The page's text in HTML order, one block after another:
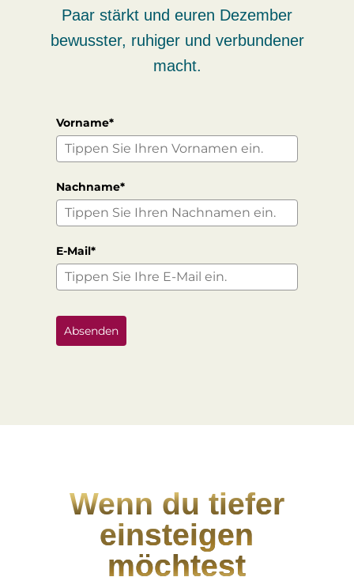
Paar stärkt und euren Dezember
bewusster, ruhiger und verbundener
macht.
Vorname*
Nachname*
E-Mail*
Absenden
Wenn du tiefer
einsteigen
möchtest